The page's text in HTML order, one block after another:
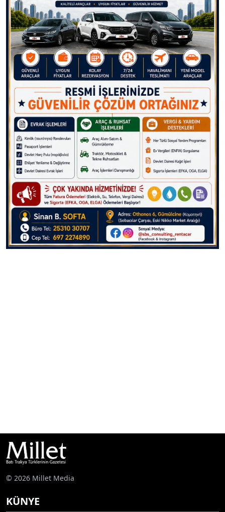
© 2026 Millet Media
KÜNYE